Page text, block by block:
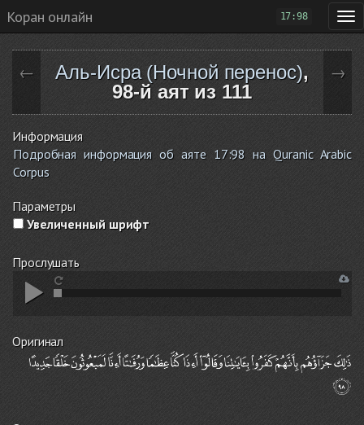
Коран онлайн 17:98
← Аль-Исра (Ночной перенос),
98-й аят из 111
→
Информация
Подробная информация об аяте 17:98 на Quranic Arabic
Corpus
Параметры
Увеличенный шрифт
Прослушать
Оригинал